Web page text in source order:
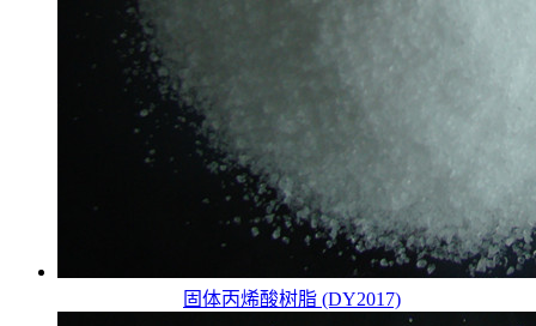
固体丙烯酸树脂 (DY2017)